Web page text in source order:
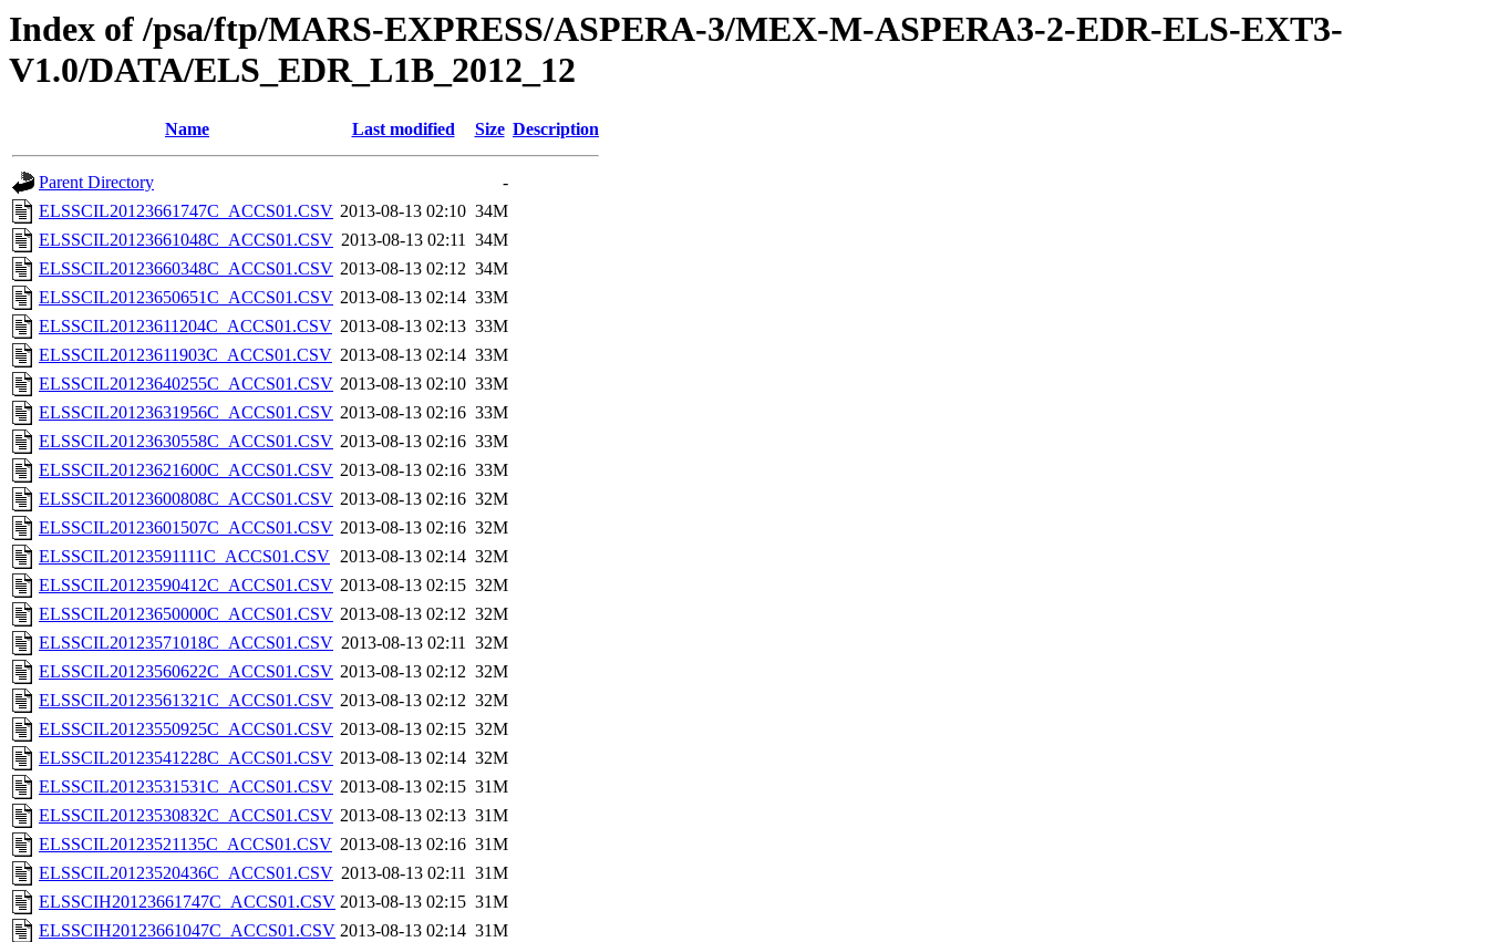
Index of /psa/ftp/MARS-EXPRESS/ASPERA-3/MEX-M-ASPERA3-2-EDR-ELS-EXT3-
V1.0/DATA/ELS_EDR_L1B_2012_12
Name Last modified Size Description
Parent Directory
-
ELSSCIL20123661747C_ACCS01.CSV 2013-08-13 02:10 34M
ELSSCIL20123661048C_ACCS01.CSV 2013-08-13 02:11 34M
ELSSCIL20123660348C_ACCS01.CSV 2013-08-13 02:12 34M
ELSSCIL20123650651C_ACCS01.CSV 2013-08-13 02:14 33M
ELSSCIL20123611204C_ACCS01.CSV 2013-08-13 02:13 33M
ELSSCIL20123611903C_ACCS01.CSV 2013-08-13 02:14 33M
ELSSCIL20123640255C_ACCS01.CSV 2013-08-13 02:10 33M
ELSSCIL20123631956C_ACCS01.CSV 2013-08-13 02:16 33M
ELSSCIL20123630558C_ACCS01.CSV 2013-08-13 02:16 33M
ELSSCIL20123621600C_ACCS01.CSV 2013-08-13 02:16 33M
ELSSCIL20123600808C_ACCS01.CSV 2013-08-13 02:16 32M
ELSSCIL20123601507C_ACCS01.CSV 2013-08-13 02:16 32M
ELSSCIL20123591111C_ACCS01.CSV 2013-08-13 02:14 32M
ELSSCIL20123590412C_ACCS01.CSV 2013-08-13 02:15 32M
ELSSCIL20123650000C_ACCS01.CSV 2013-08-13 02:12 32M
ELSSCIL20123571018C_ACCS01.CSV 2013-08-13 02:11 32M
ELSSCIL20123560622C_ACCS01.CSV 2013-08-13 02:12 32M
ELSSCIL20123561321C_ACCS01.CSV 2013-08-13 02:12 32M
ELSSCIL20123550925C_ACCS01.CSV 2013-08-13 02:15 32M
ELSSCIL20123541228C_ACCS01.CSV 2013-08-13 02:14 32M
ELSSCIL20123531531C_ACCS01.CSV 2013-08-13 02:15 31M
ELSSCIL20123530832C_ACCS01.CSV 2013-08-13 02:13 31M
ELSSCIL20123521135C_ACCS01.CSV 2013-08-13 02:16 31M
ELSSCIL20123520436C_ACCS01.CSV 2013-08-13 02:11 31M
ELSSCIH20123661747C_ACCS01.CSV 2013-08-13 02:15 31M
ELSSCIH20123661047C_ACCS01.CSV 2013-08-13 02:14 31M